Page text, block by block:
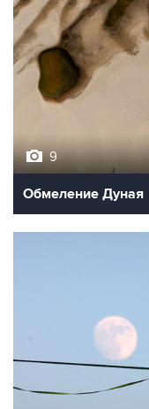
9
Обмеление Дуная